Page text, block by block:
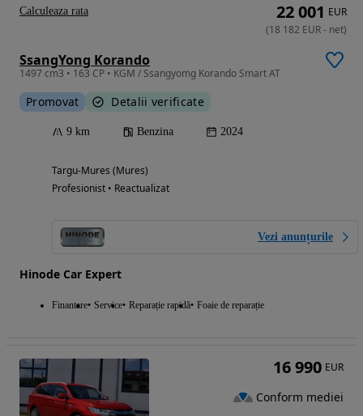
SsangYong Korando
1497 cm3 • 163 CP • KGM / Ssangyomg Korando Smart AT
Promovat Detalii verificate
9 km Benzina 2024
Targu-Mures (Mures)
Profesionist • Reactualizat
Vezi anunțurile
Hinode Car Expert
Finantare Service Reparație rapidă Foaie de reparație
22 001 EUR
(18 182 EUR- net)
Calculeaza rata
16 990 EUR
Conform mediei